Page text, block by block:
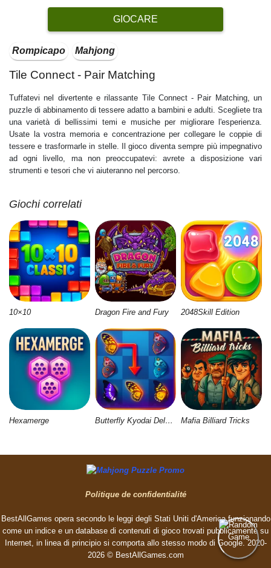
GIOCARE
Rompicapo Mahjong
Tile Connect - Pair Matching
Tuffatevi nel divertente e rilassante Tile Connect - Pair Matching, un
puzzle di abbinamento di tessere adatto a bambini e adulti. Scegliete tra
una varietà di bellissimi temi e musiche per migliorare l'esperienza.
Usate la vostra memoria e concentrazione per collegare le coppie di
tessere e trasformarle in stelle. Il gioco diventa sempre più impegnativo
ad ogni livello, ma non preoccupatevi: avrete a disposizione vari
strumenti e tesori che vi aiuteranno nel percorso.
Giochi correlati
10×10 Dragon Fire and Fury 2048Skill Edition
Hexamerge Butterfly Kyodai Deluxe 2 Mafia Billiard Tricks
Politique de confidentialité
BestAllGames opera secondo le leggi degli Stati Uniti d'America funzionando
come un indice e un database di contenuti di gioco trovati pubblicamente su
Internet, in linea di principio si comporta allo stesso modo di Google. 2020-
2026 © BestAllGames.сom